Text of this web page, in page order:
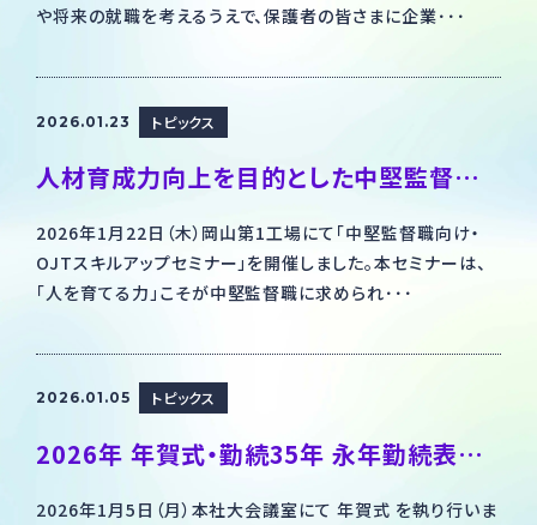
や将来の就職を考えるうえで、保護者の皆さまに企業･･･
2026.01.23 トピックス
人材育成力向上を目的とした中堅監督職向けセミナーを開催しました
2026年1月22日（木）岡山第1工場にて「中堅監督職向け・
OJTスキルアップセミナー」を開催しました。本セミナーは、
「人を育てる力」こそが中堅監督職に求められ･･･
2026.01.05 トピックス
2026年 年賀式・勤続35年 永年勤続表彰を執り行いました
2026年1月5日（月）本社大会議室にて 年賀式 を執り行いま